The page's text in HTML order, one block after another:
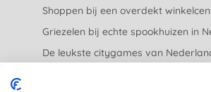
Shoppen bij een overdekt
Griezelen bij echte spookhuizen in
De leukste citygames van